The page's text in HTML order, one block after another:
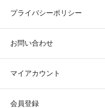
プライバシーポリシー
お問い合わせ
マイアカウント
会員登録